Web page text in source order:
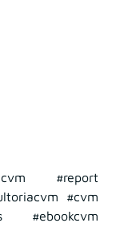
#report
#cvm
#ebookcvm